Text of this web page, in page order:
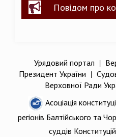
Повідом про
Урядовий портал |
Президент України |
Верховної Ради
Асоціація
регіонів Балтійського та
суддів